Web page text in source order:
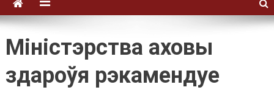
Міністэрства аховы
здароўя рэкамендуе